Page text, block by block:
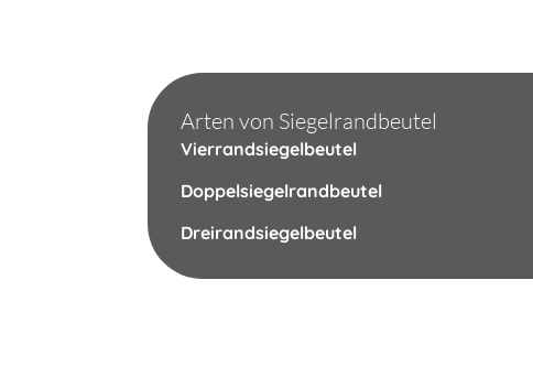
Arten von Siegelrandbeutel
Vierrandsiegelbeutel
Doppelsiegelrandbeutel
Dreirandsiegelbeutel